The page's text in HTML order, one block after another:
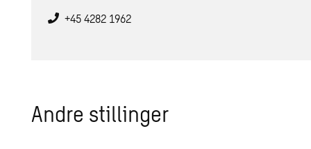
+45 4282 1962
Andre stillinger